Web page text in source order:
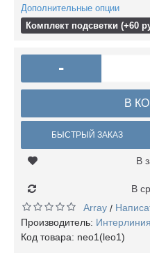
Дополнительные опции
Комплект подсветки (+60
-
В
БЫСТРЫЙ ЗАКАЗ
В
В
Array /
Производитель: Интерлиния
Код товара: neo1(leo1)